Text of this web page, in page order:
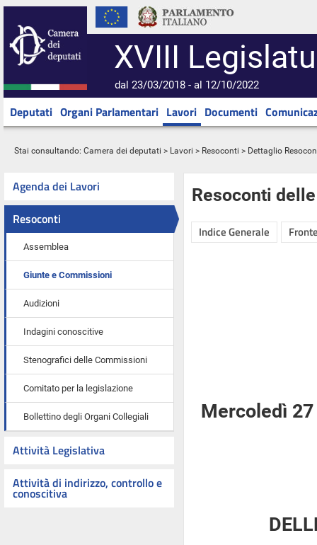
XVIII
dal 23/03/2018 - al 12/10/2022
Deputati Organi Parlamentari Lavori Documenti
Stai consultando: Camera dei deputati > Lavori > Resoconti > Dettaglio
Agenda dei Lavori
Resoconti
Assemblea
Giunte e Commissioni
Audizioni
Indagini conoscitive
Stenografici delle Commissioni
Comitato per la legislazione
Bollettino degli Organi Collegiali
Attività Legislativa
Attività di indirizzo, controllo e
conoscitiva
Resoconti
Indice Generale
Mercoledì